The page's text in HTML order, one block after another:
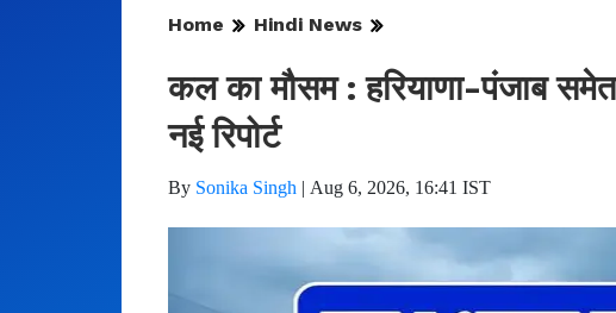
Home Hindi News
कल का मौसम : हरियाणा-पंजाब
नई रिपोर्ट
By Sonika Singh | Aug 6, 2026, 16:41 IST